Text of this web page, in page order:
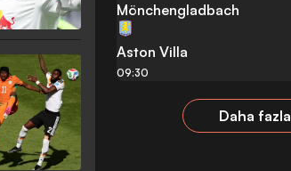
Mönchengladbach
Aston Villa
09:30
Daha fazla